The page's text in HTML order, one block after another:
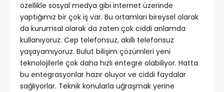
özellikle sosyal medya gibi internet üzerinde
yaptığımız bir çok iş var. Bu ortamları bireysel olarak
da kurumsal olarak da zaten çok ciddi anlamda
kullanıyoruz. Cep telefonsuz, akıllı telefonsuz
yaşayamıyoruz. Bulut bilişim çözümleri yeni
teknolojilerle çok daha hızlı entegre olabiliyor. Hatta
bu entegrasyonlar hazır oluyor ve ciddi faydalar
sağlıyorlar. Teknik konularla uğraşmak yerine